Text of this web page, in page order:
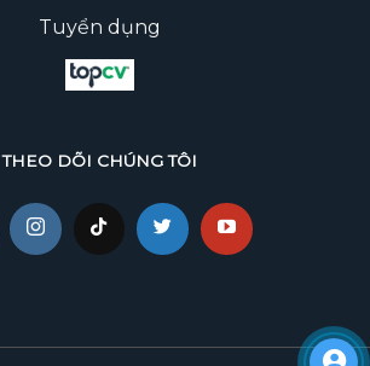
Tuyển dụng
THEO DÕI CHÚNG TÔI